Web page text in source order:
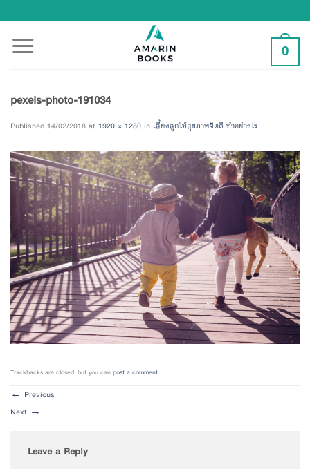
to
content
0
pexels-photo-191034
Published 14/02/2018 at 1920 × 1280 in เลี้ยงลูกให้สุขภาพจิตดี ทำอย่างไร
Trackbacks are closed, but you canpost a comment.
← Previous
Next →
Leave a Reply